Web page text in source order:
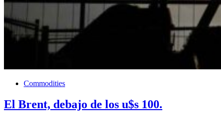
Commodities
El Brent, debajo de los u$s 100.